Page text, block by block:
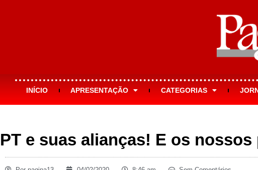
INÍCIO APRESENTAÇÃO CATEGORIAS
PT e suas alianças! E os